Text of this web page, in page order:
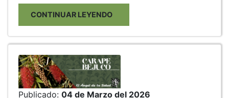
CONTINUAR LEYENDO
Publicado: 04 de Marzo del 2026